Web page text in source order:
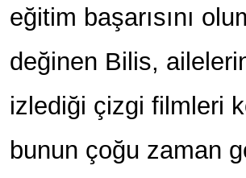
eğitim başarısını
değinen Bilis,
izlediği çizgi filmleri
bunun çoğu zaman